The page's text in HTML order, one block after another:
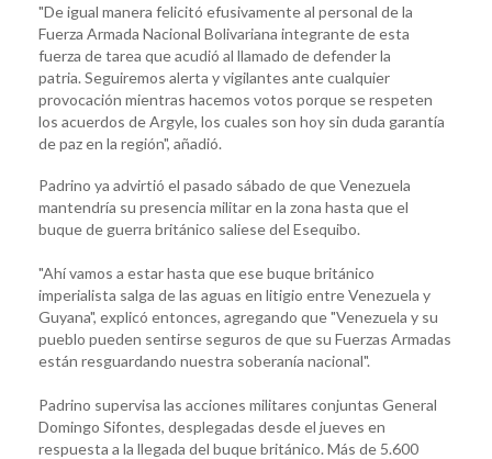
"De igual manera felicitó efusivamente al personal de la
Fuerza Armada Nacional Bolivariana integrante de esta
fuerza de tarea que acudió al llamado de defender la
patria. Seguiremos alerta y vigilantes ante cualquier
provocación mientras hacemos votos porque se respeten
los acuerdos de Argyle, los cuales son hoy sin duda garantía
de paz en la región", añadió.
Padrino ya advirtió el pasado sábado de que Venezuela
mantendría su presencia militar en la zona hasta que el
buque de guerra británico saliese del Esequibo.
"Ahí vamos a estar hasta que ese buque británico
imperialista salga de las aguas en litigio entre Venezuela y
Guyana", explicó entonces, agregando que "Venezuela y su
pueblo pueden sentirse seguros de que su Fuerzas Armadas
están resguardando nuestra soberanía nacional".
Padrino supervisa las acciones militares conjuntas General
Domingo Sifontes, desplegadas desde el jueves en
respuesta a la llegada del buque británico. Más de 5.600